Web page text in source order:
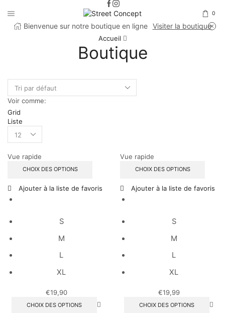
0
Bienvenue sur notre boutique en ligne Visiter la boutique
Accueil
Boutique
Voir comme:
Grid
Liste
per
Vue rapide
CHOIX DES OPTIONS
Ajouter à la liste de favoris
S
M
L
XL
€19,90
CHOIX DES OPTIONS
Vue rapide
CHOIX DES OPTIONS
Ajouter à la liste de favoris
S
M
L
XL
€19,99
CHOIX DES OPTIONS